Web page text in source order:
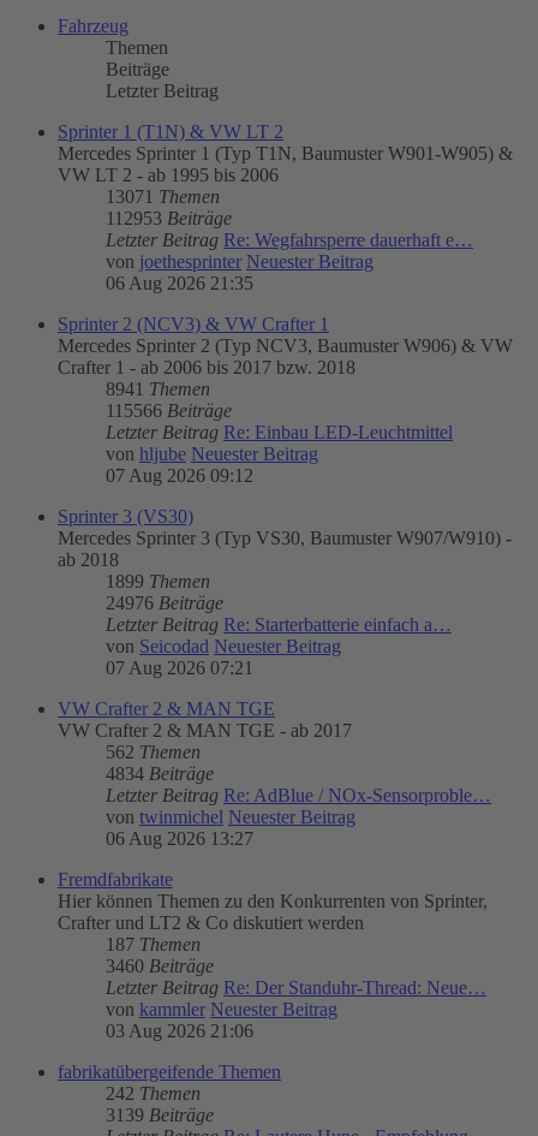
Fahrzeug
Themen
Beiträge
Letzter Beitrag
Sprinter 1 (T1N) & VW LT 2
Mercedes Sprinter 1 (Typ T1N, Baumuster W901-W905) &
VW LT 2 - ab 1995 bis 2006
13071 Themen
112953 Beiträge
Letzter Beitrag Re: Wegfahrsperre dauerhaft e…
von joethesprinter Neuester Beitrag
06 Aug 2026 21:35
Sprinter 2 (NCV3) & VW Crafter 1
Mercedes Sprinter 2 (Typ NCV3, Baumuster W906) & VW
Crafter 1 - ab 2006 bis 2017 bzw. 2018
8941 Themen
115566 Beiträge
Letzter Beitrag Re: Einbau LED-Leuchtmittel
von hljube Neuester Beitrag
07 Aug 2026 09:12
Sprinter 3 (VS30)
Mercedes Sprinter 3 (Typ VS30, Baumuster W907/W910) -
ab 2018
1899 Themen
24976 Beiträge
Letzter Beitrag Re: Starterbatterie einfach a…
von Seicodad Neuester Beitrag
07 Aug 2026 07:21
VW Crafter 2 & MAN TGE
VW Crafter 2 & MAN TGE - ab 2017
562 Themen
4834 Beiträge
Letzter Beitrag Re: AdBlue / NOx-Sensorproble…
von twinmichel Neuester Beitrag
06 Aug 2026 13:27
Fremdfabrikate
Hier können Themen zu den Konkurrenten von Sprinter,
Crafter und LT2 & Co diskutiert werden
187 Themen
3460 Beiträge
Letzter Beitrag Re: Der Standuhr-Thread: Neue…
von kammler Neuester Beitrag
03 Aug 2026 21:06
fabrikatübergeifende Themen
242 Themen
3139 Beiträge